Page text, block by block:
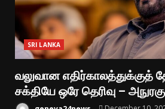
SRI LANKA
வலுவான எதிர்காலத்துக்குத்
சக்தியே ஒரே தெரிவு –